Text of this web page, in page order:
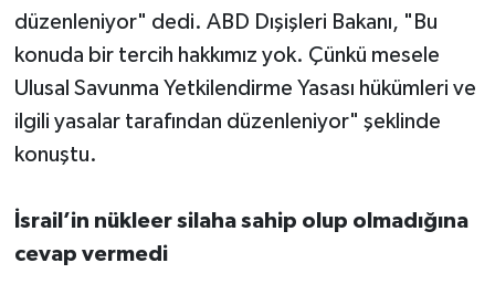
düzenleniyor" dedi. ABD Dışişleri Bakanı, "Bu
konuda bir tercih hakkımız yok. Çünkü mesele
Ulusal Savunma Yetkilendirme Yasası hükümleri ve
ilgili yasalar tarafından düzenleniyor" şeklinde
konuştu.
İsrail’in nükleer silaha sahip olup olmadığına
cevap vermedi